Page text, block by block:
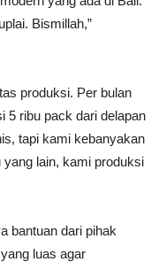
Bismillah,”
produksi. Per bulan
5 ribu pack dari delapan
tapi kami kebanyakan
lain, kami produksi
bantuan dari pihak
luas agar